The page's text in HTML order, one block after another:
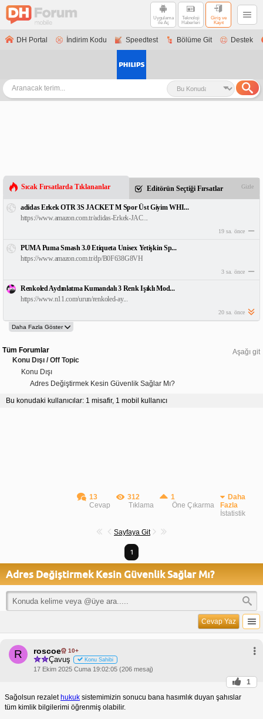
Uygulama
ile Aç
Teknoloji
Haberleri
Giriş ve
Kayıt
DH Portal İndirim Kodu Speedtest Bölüme Git Destek
Sıcak Fırsatlarda Tıklananlar Editörün Seçtiği Fırsatlar Gizle
adidas Erkek OTR 3S JACKET M Spor Üst Giyim WHI...
https://www.amazon.com.tr/adidas-Erkek-JAC...
19 sa. önce
PUMA Puma Smash 3.0 Etiqueta Unisex Yetişkin Sp...
https://www.amazon.com.tr/dp/B0F638G8VH
3 sa. önce
Renkoled Aydınlatma Kumandalı 3 Renk Işıklı Mod...
https://www.n11.com/urun/renkoled-ay...
20 sa. önce
Aşağı git
Tüm Forumlar
Konu Dışı / Off Topic
Konu Dışı
Adres Değiştirmek Kesin Güvenlik Sağlar Mı?
Bu konudaki kullanıcılar: 1 misafir, 1 mobil kullanıcı
13
Cevap
312
Tıklama
1
Öne Çıkarma
Daha
Fazla
İstatistik
Sayfaya Git
1
Adres Değiştirmek Kesin Güvenlik Sağlar Mı?
Cevap Yaz
R roscoe 10+
Çavuş Konu Sahibi
17 Ekim 2025 Cuma 19:02:05 (206 mesaj)
1
Sağolsun rezalethukuk sistemimizin sonucu bana hasımlık duyan şahıslar
tüm kimlik bilgilerimi öğrenmiş olabilir.